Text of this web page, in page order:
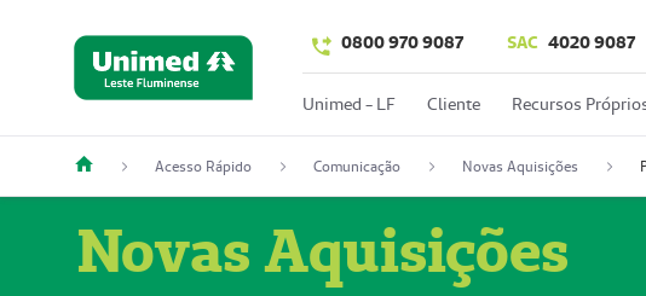
0800 970 9087 SAC 4020 9087
Unimed - LF Cliente Recursos
Acesso Rápido Comunicação Novas Aquisições
Novas Aquisições